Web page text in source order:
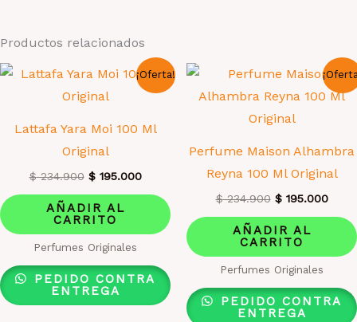
Productos relacionados
¡Oferta!
Lattafa Yara Moi 100 Ml
Original
$234.900 El
original
era:
$ 234.900.
$195.000El
actual
$ 195.000.
AÑADIR AL
CARRITO
Perfumes Originales
PEDIDO CONTRA
ENTREGA
Perfume Maison Alhambra
Reyna 100 Ml Original
$234.900 El
original
era:
$ 234.900.
$195.000El
$
AÑADIR AL
CARRITO
Perfumes Originales
PEDIDO CONTRA
ENTREGA